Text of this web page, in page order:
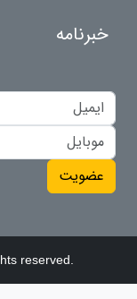
خبرنامه
عضویت
reserved.